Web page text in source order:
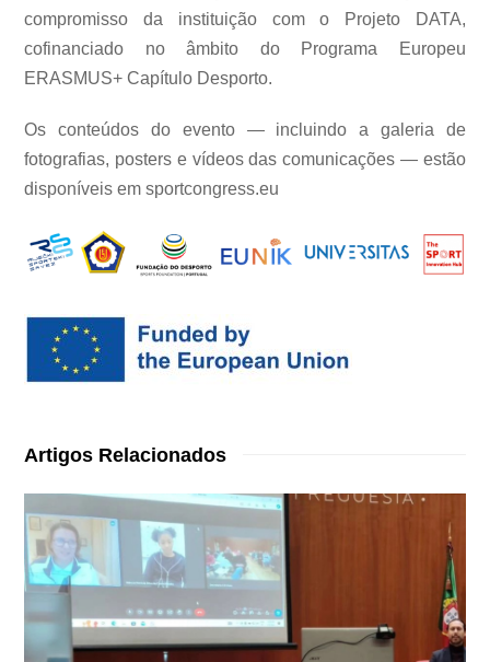
compromisso da instituição com o Projeto DATA,
cofinanciado no âmbito do Programa Europeu
ERASMUS+ Capítulo Desporto.
Os conteúdos do evento — incluindo a galeria de
fotografias, posters e vídeos das comunicações — estão
disponíveis em sportcongress.eu
Artigos Relacionados